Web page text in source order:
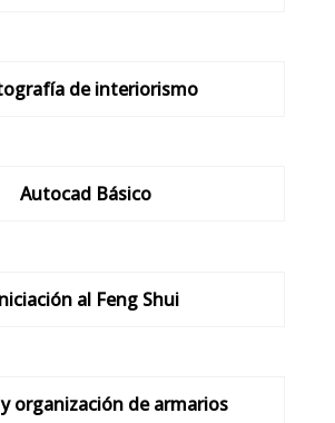
de interiorismo
Autocad Básico
al Feng Shui
organización de armarios